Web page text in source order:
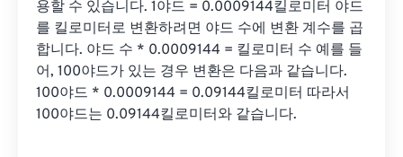
용할 수 있습니다. 1야드 = 0.0009144킬로미터 야드
를 킬로미터로 변환하려면 야드 수에 변환 계수를 곱
합니다. 야드 수 * 0.0009144 = 킬로미터 수 예를 들
어, 100야드가 있는 경우 변환은 다음과 같습니다.
100야드 * 0.0009144 = 0.09144킬로미터 따라서
100야드는 0.09144킬로미터와 같습니다.